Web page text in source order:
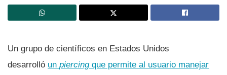
Un grupo de cientí­ficos en Estados Unidos
desarrolló un piercingque permite al usuario manejar